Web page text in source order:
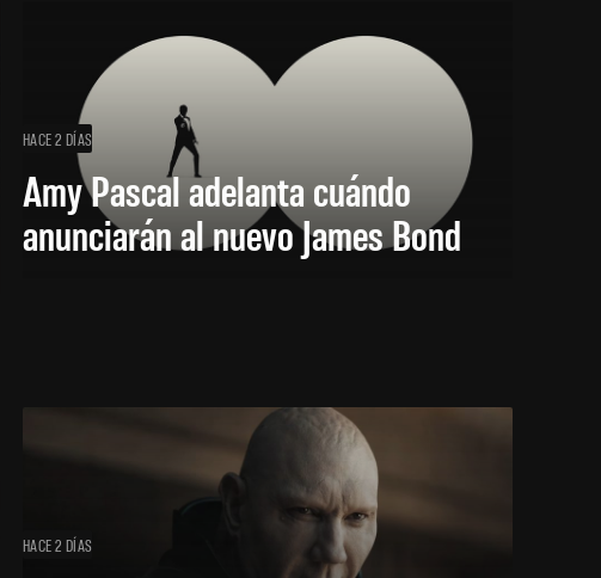
HACE 2 DÍAS
Amy Pascal adelanta cuándo
anunciarán al nuevo James Bond
HACE 2 DÍAS